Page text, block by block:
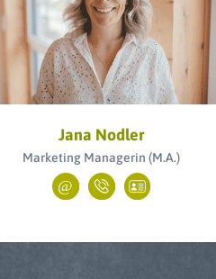
Jana Nodler
Marketing Managerin (M.A.)